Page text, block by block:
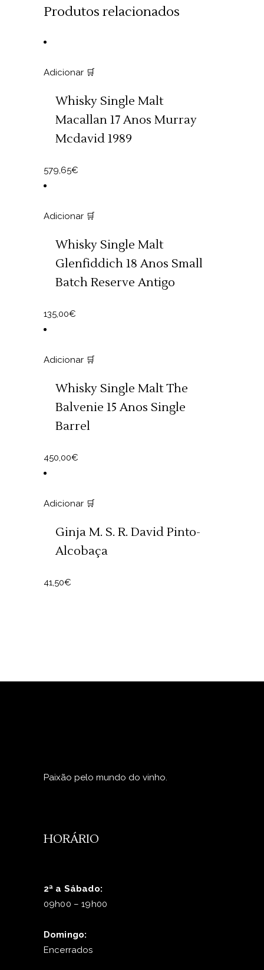
Produtos relacionados
Adicionar 🛒
Whisky Single Malt
Macallan 17 Anos Murray
Mcdavid 1989
579,65€
Adicionar 🛒
Whisky Single Malt
Glenfiddich 18 Anos Small
Batch Reserve Antigo
135,00€
Adicionar 🛒
Whisky Single Malt The
Balvenie 15 Anos Single
Barrel
450,00€
Adicionar 🛒
Ginja M. S. R. David Pinto-
Alcobaça
41,50€
Paixão pelo mundo do vinho.
HORÁRIO
2ª a Sábado:
09h00 – 19h00
Domingo:
Encerrados